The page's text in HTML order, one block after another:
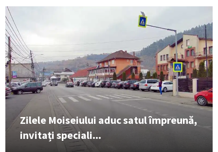
Zilele Moiseiului aduc satul împreună,
invitați speciali...